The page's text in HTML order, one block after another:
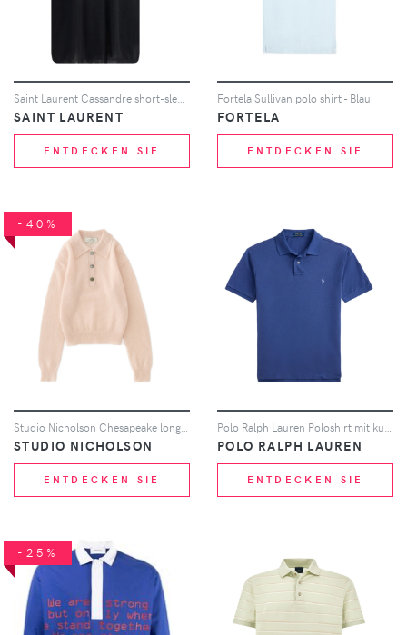
SAINT LAURENT
ENTDECKEN SIE
Fortela Sullivan polo shirt - Blau
FORTELA
ENTDECKEN SIE
-40%
STUDIO NICHOLSON
ENTDECKEN SIE
POLO RALPH LAUREN
ENTDECKEN SIE
-25%